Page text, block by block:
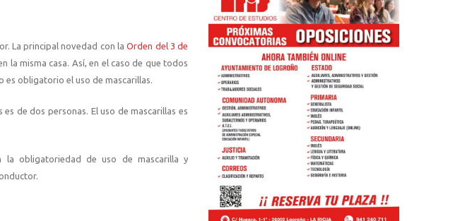
La principal novedad con laOrden del 3 de
la misma casa. Así, en el caso de que todos
es obligatorio el uso de mascarillas.
de dos personas. El uso de mascarillas es
la obligatoriedad de uso de mascarilla y